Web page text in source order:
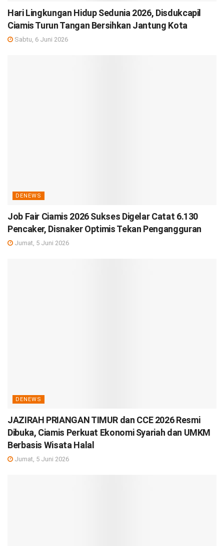
Hari Lingkungan Hidup Sedunia 2026, Disdukcapil
Ciamis Turun Tangan Bersihkan Jantung Kota
Sabtu, 6 Juni 2026
DENEWS
Job Fair Ciamis 2026 Sukses Digelar Catat 6.130
Pencaker, Disnaker Optimis Tekan Pengangguran
Jumat, 5 Juni 2026
DENEWS
JAZIRAH PRIANGAN TIMUR dan CCE 2026 Resmi
Dibuka, Ciamis Perkuat Ekonomi Syariah dan UMKM
Berbasis Wisata Halal
Jumat, 5 Juni 2026